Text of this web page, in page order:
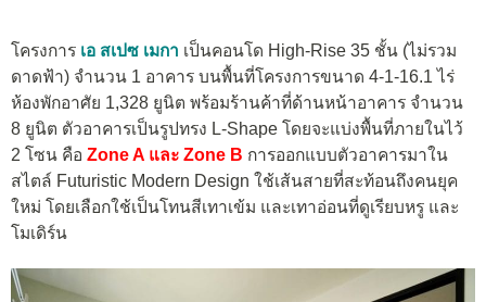
โครงการ เอ สเปซ เมกา เป็นคอนโด High-Rise 35 ชั้น (ไม่รวม
ดาดฟ้า) จำนวน 1 อาคาร บนพื้นที่โครงการขนาด 4-1-16.1 ไร่
ห้องพักอาศัย 1,328 ยูนิต พร้อมร้านค้าที่ด้านหน้าอาคาร จำนวน
8 ยูนิต ตัวอาคารเป็นรูปทรง L-Shape โดยจะแบ่งพื้นที่ภายในไว้
2 โซน คือ Zone A และ Zone B การออกแบบตัวอาคารมาใน
สไตล์ Futuristic Modern Design ใช้เส้นสายที่สะท้อนถึงคนยุค
ใหม่ โดยเลือกใช้เป็นโทนสีเทาเข้ม และเทาอ่อนที่ดูเรียบหรู และ
โมเดิร์น